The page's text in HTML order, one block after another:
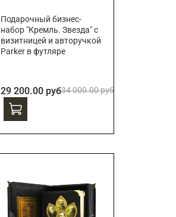
Подарочный бизнес-
набор "Кремль. Звезда" с
визитницей и авторучкой
Parker в футляре
29 200.00 руб34 000.00 руб